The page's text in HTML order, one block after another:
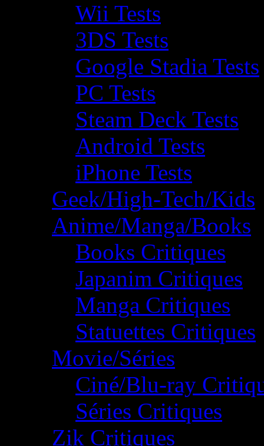
Wii Tests
3DS Tests
Google Stadia Tests
PC Tests
Steam Deck Tests
Android Tests
iPhone Tests
Geek/High-Tech/Kids
Anime/Manga/Books
Books Critiques
Japanim Critiques
Manga Critiques
Statuettes Critiques
Movie/Séries
Ciné/Blu-ray
Séries Critiques
Zik Critiques